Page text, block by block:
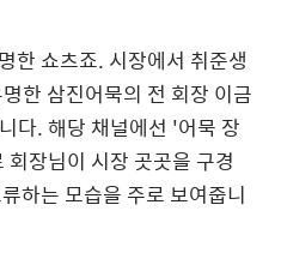
한 쇼츠죠. 시장에서 취준생
한 삼진어묵의 전 회장 이금
다. 해당 채널에선 '어묵 장
장님이 시장 곳곳을 구경
하는 모습을 주로 보여줍니